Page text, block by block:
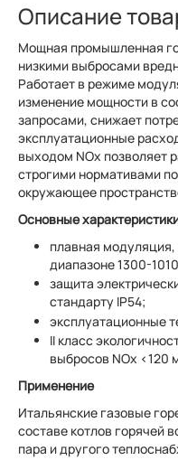
Описание
Мощная промышленная
низкими выбросами
Работает в режиме
изменение мощности в
запросами, снижает
эксплуатационные
выходом NOx позволяет
строгими нормативами
окружающее
Основные
плавная
диапазоне 1300-
защита
стандарту IP54;
эксплуатационные
II класс
выбросов NOx <120
Применение
Итальянские газовые
составе котлов горячей
пара и другого